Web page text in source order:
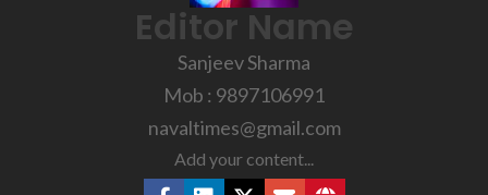
Editor Name
Sanjeev Sharma
Mob : 9897106991
navaltimes@gmail.com
Add your content...